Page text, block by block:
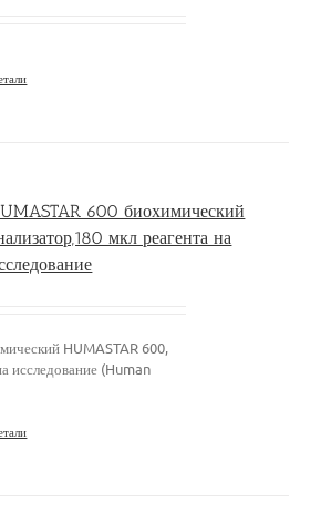
600 биохимический
мкл реагента на
HUMASTAR 600,
исследование (Human